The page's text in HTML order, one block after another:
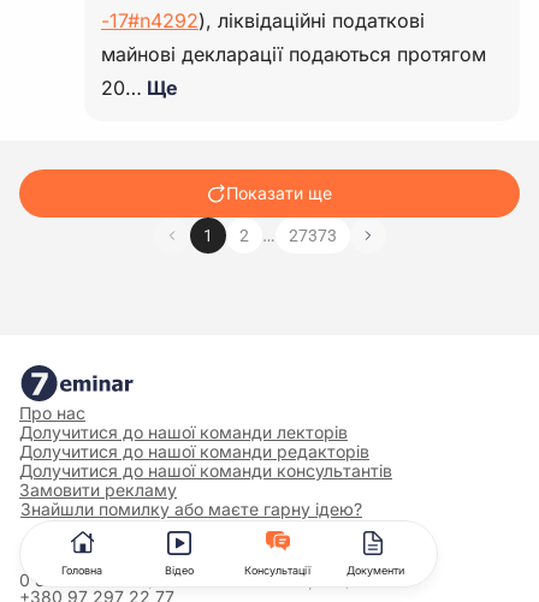
-17#n4292), ліквідаційні податкові
майнові декларації подаються протягом
20… Ще
Показати ще
1 2 … 27373
Про нас
Долучитися до нашої команди лекторів
Долучитися до нашої команди редакторів
Долучитися до нашої команди консультантів
Замовити рекламу
Знайшли помилку або маєте гарну ідею?
Телефон
0 800 600 722
(безкоштовно по Україні)
+380 97 297 22 77
Головна Відео Консультації Документи